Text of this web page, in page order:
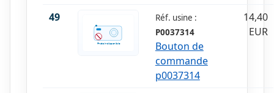
49
Réf. usine :
P0037314
Bouton de
commande
p0037314
14,40
EUR